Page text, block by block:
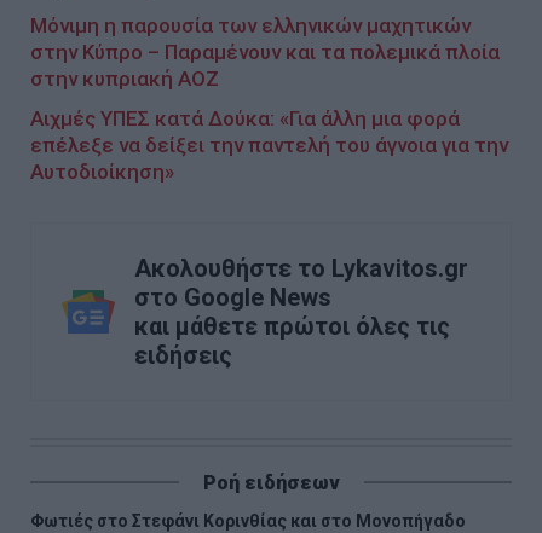
Μόνιμη η παρουσία των ελληνικών μαχητικών
στην Κύπρο – Παραμένουν και τα πολεμικά πλοία
στην κυπριακή ΑΟΖ
Αιχμές ΥΠΕΣ κατά Δούκα: «Για άλλη μια φορά
επέλεξε να δείξει την παντελή του άγνοια για την
Αυτοδιοίκηση»
Ακολουθήστε το Lykavitos.gr
στο Google News
και μάθετε πρώτοι όλες τις
ειδήσεις
Ροή ειδήσεων
Φωτιές στο Στεφάνι Κορινθίας και στο Μονοπήγαδο